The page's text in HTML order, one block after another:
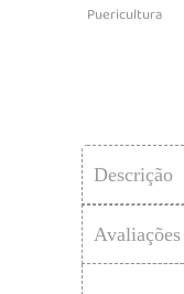
Puericultura
Descrição